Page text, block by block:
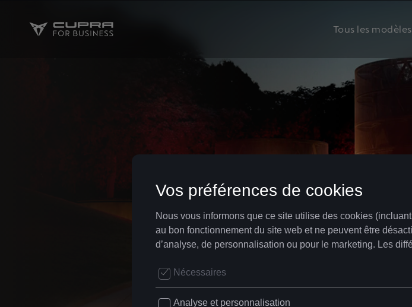
Tous les modèles
Grâce à nos formules de leasing intelligentes, votre nouvelle
CUPRA est non seulement avantageuse pour vous, mais aussi
LEASING FINANCIER